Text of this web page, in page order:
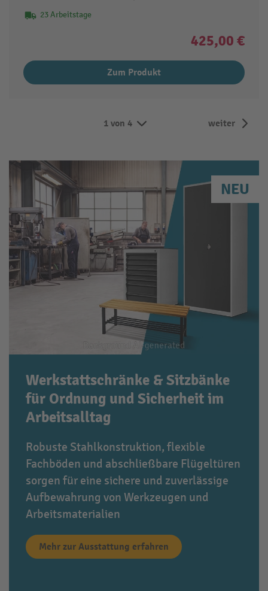
23 Arbeitstage
425,00 €
Zum Produkt
1 von 4 weiter
NEU
Werkstattschränke & Sitzbänke
für Ordnung und Sicherheit im
Arbeitsalltag
Robuste Stahlkonstruktion, flexible
Fachböden und abschließbare Flügeltüren
sorgen für eine sichere und zuverlässige
Aufbewahrung von Werkzeugen und
Arbeitsmaterialien
Mehr zur Ausstattung erfahren